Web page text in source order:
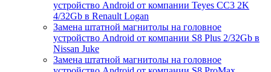
устройство Android от компании Teyes CC3 2K
4/32Gb в Renault Logan
Замена штатной магнитолы на головное
устройство Android от компании S8 Plus 2/32Gb в
Nissan Juke
Замена штатной магнитолы на головное